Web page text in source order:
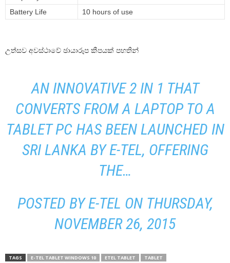
Battery Life
10 hours of use
උත්සව අවස්ථාවේ ඡායාරූප කීපයක් පහතින්
AN INNOVATIVE 2 IN 1 THAT
CONVERTS FROM A LAPTOP TO A
TABLET PC HAS BEEN LAUNCHED IN
SRI LANKA BY E-TEL, OFFERING
THE…
POSTED BYE-TEL ON THURSDAY,
NOVEMBER 26, 2015
TAGS E-TEL TABLET WINDOWS 10 ETEL TABLET
TABLET